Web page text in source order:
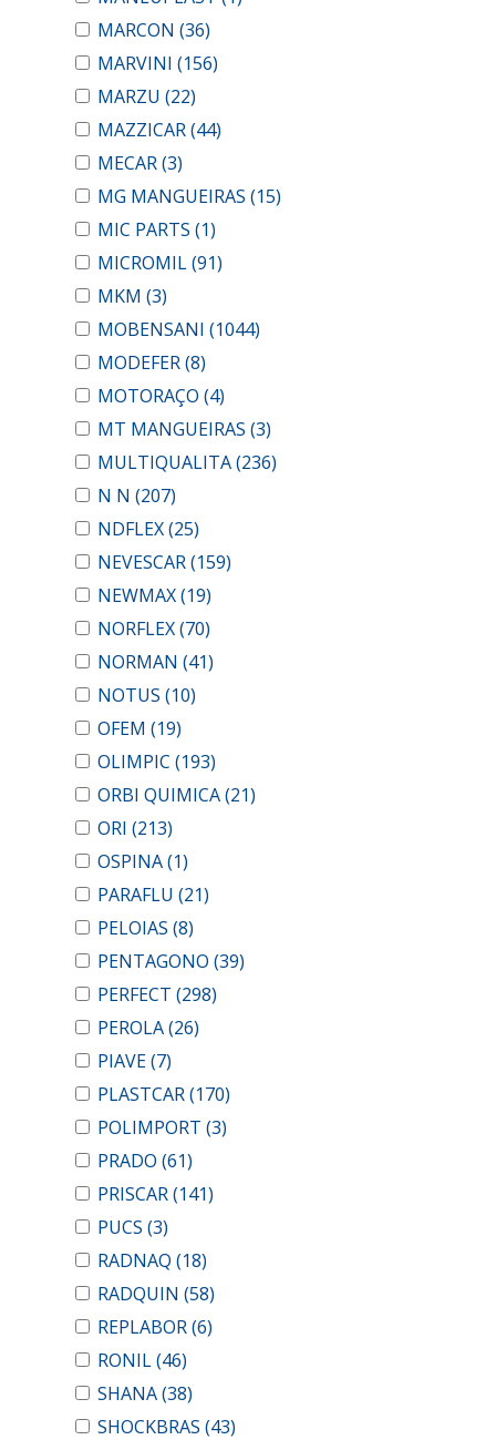
MARCON (36)
MARVINI (156)
MARZU (22)
MAZZICAR(44)
MECAR(3)
MG MANGUEIRAS (15)
MIC PARTS (1)
MICROMIL(91)
MKM (3)
MOBENSANI (1044)
MODEFER(8)
MOTORAÇO (4)
MT MANGUEIRAS (3)
MULTIQUALITA(236)
N N (207)
NDFLEX(25)
NEVESCAR(159)
NEWMAX(19)
NORFLEX(70)
NORMAN (41)
NOTUS (10)
OFEM (19)
OLIMPIC (193)
ORBI QUIMICA(21)
ORI (213)
OSPINA(1)
PARAFLU (21)
PELOIAS (8)
PENTAGONO (39)
PERFECT (298)
PEROLA(26)
PIAVE(7)
PLASTCAR(170)
POLIMPORT (3)
PRADO (61)
PRISCAR(141)
PUCS (3)
RADNAQ (18)
RADQUIN (58)
REPLABOR(6)
RONIL(46)
SHANA(38)
SHOCKBRAS (43)